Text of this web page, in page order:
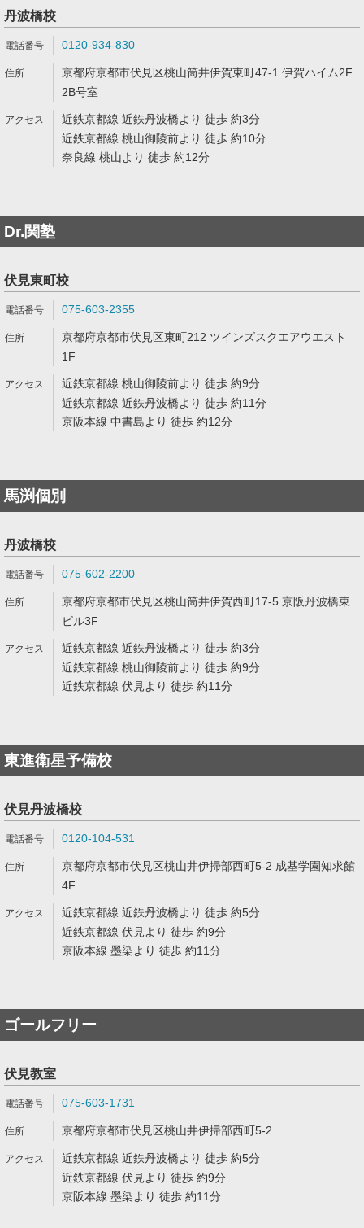
丹波橋校
0120-934-830
京都府京都市伏見区桃山筒井伊賀東町47-1 伊賀ハイム2F
2B号室
近鉄京都線 近鉄丹波橋より 徒歩 約3分
近鉄京都線 桃山御陵前より 徒歩 約10分
奈良線 桃山より 徒歩 約12分
Dr.関塾
伏見東町校
075-603-2355
京都府京都市伏見区東町212 ツインズスクエアウエスト
1F
近鉄京都線 桃山御陵前より 徒歩 約9分
近鉄京都線 近鉄丹波橋より 徒歩 約11分
京阪本線 中書島より 徒歩 約12分
馬渕個別
丹波橋校
075-602-2200
京都府京都市伏見区桃山筒井伊賀西町17-5 京阪丹波橋東
ビル3F
近鉄京都線 近鉄丹波橋より 徒歩 約3分
近鉄京都線 桃山御陵前より 徒歩 約9分
近鉄京都線 伏見より 徒歩 約11分
東進衛星予備校
伏見丹波橋校
0120-104-531
京都府京都市伏見区桃山井伊掃部西町5-2 成基学園知求館
4F
近鉄京都線 近鉄丹波橋より 徒歩 約5分
近鉄京都線 伏見より 徒歩 約9分
京阪本線 墨染より 徒歩 約11分
ゴールフリー
伏見教室
075-603-1731
京都府京都市伏見区桃山井伊掃部西町5-2
近鉄京都線 近鉄丹波橋より 徒歩 約5分
近鉄京都線 伏見より 徒歩 約9分
京阪本線 墨染より 徒歩 約11分